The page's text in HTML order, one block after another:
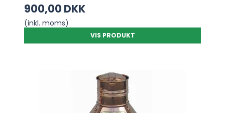
900,00 DKK
(inkl. moms)
VIS PRODUKT